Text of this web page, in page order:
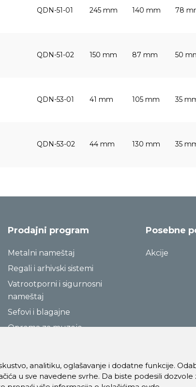
QDN-51-01 245 mm 140 mm 78
QDN-51-02 150 mm 87 mm 50
QDN-53-01 41 mm 105 mm 35
QDN-53-02 44 mm 130 mm 35
Prodajni program
Metalni nameštaj
Regali i arhivski sistemi
Vatrootporni i sigurnosni
nameštaj
Sefovi i blagajne
Oprema za muzeje
Posebne
Akcije
analitiku, oglašavanje i dodatne funkcije.
u sve navedene svrhe. Da biste podesili dozvole